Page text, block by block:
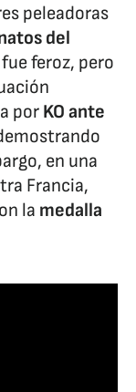
peleadoras
del
feroz, pero
por KO ante
en una
Francia,
la medalla